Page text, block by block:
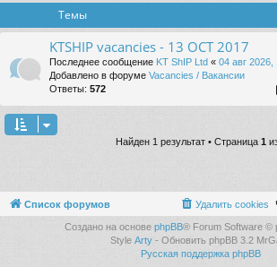
Темы
KTSHIP vacancies - 13 OCT 2017
Последнее сообщение KT ShIP Ltd « 04 авг 2026,
Добавлено в форуме Vacancies / Вакансии
Ответы: 572
Найден 1 результат • Страница 1
Список форумов Удалить cookies
Создано на основе phpBB® Forum Software ©
Style Arty- Обновить phpBB 3.2
Русская поддержка phpBB